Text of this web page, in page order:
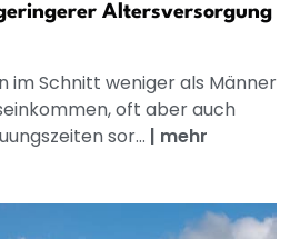
Altersversorgung
im Schnitt weniger als Männer
oft aber auch
sor... | mehr